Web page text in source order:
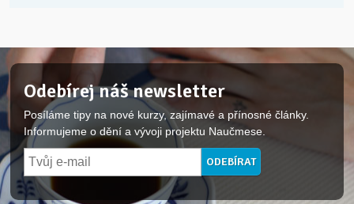
Odebírej náš newsletter
Posíláme tipy na nové kurzy, zajímavé a přínosné články.
Informujeme o dění a vývoji projektu Naučmese.